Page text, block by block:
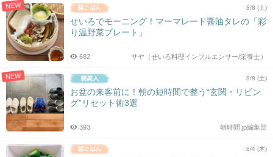
NEW 8/8 (土)
せいろでモーニング！マーマレード醤油タレの「彩
り温野菜プレート」
サヤ（せいろ料理インフルエンサー/栄養士）
682
NEW 8/8 (土)
お盆の来客前に！朝の短時間で整う“玄関・リビン
グ”リセット術3選
朝時間.jp編集部
393
8/4 (木)